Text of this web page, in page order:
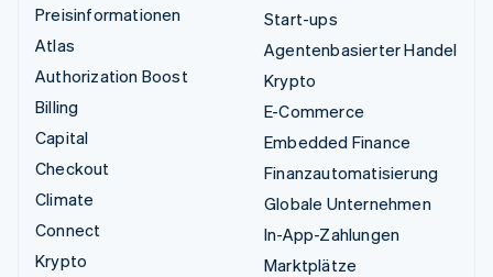
Preisinformationen
Atlas
Authorization Boost
Billing
Capital
Checkout
Climate
Connect
Krypto
Start-ups
Agentenbasierter Handel
Krypto
E-Commerce
Embedded Finance
Finanzautomatisierung
Globale Unternehmen
In-App-Zahlungen
Marktplätze